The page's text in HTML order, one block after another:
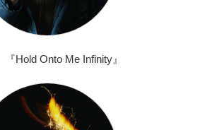
Hold Onto Me Infinity』